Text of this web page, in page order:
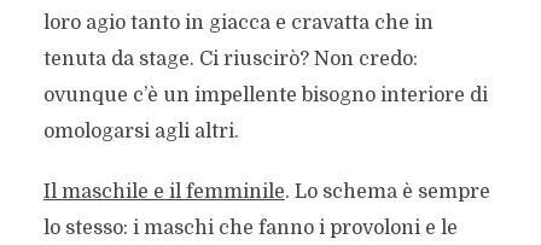
loro agio tanto in giacca e cravatta che in
tenuta da stage. Ci riuscirò? Non credo:
ovunque c’è un impellente bisogno interiore di
omologarsi agli altri.
Il maschile e il femminile. Lo schema è sempre
lo stesso: i maschi che fanno i provoloni e le